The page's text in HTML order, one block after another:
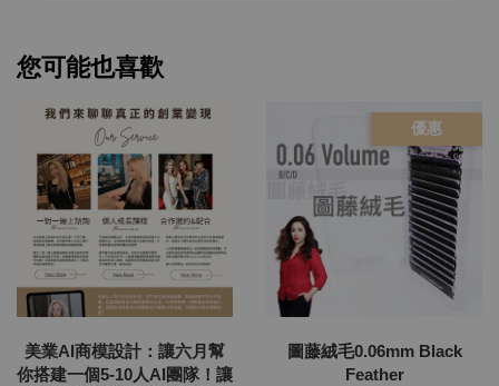
您可能也喜歡
美業AI商模設計：讓六月幫
你搭建一個5-10人AI團隊！讓
優惠
圖藤絨毛0.06mm Black
Feather